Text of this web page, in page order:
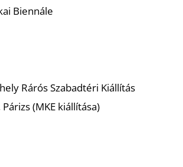
Biennále
Rárós Szabadtéri Kiállítás
(MKE kiállítása)